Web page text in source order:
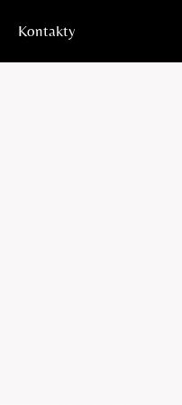
Kontakty